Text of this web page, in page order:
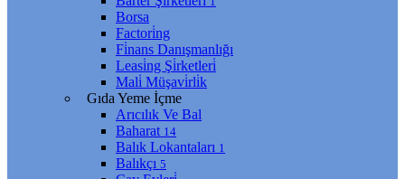
Borsa
Factori̇ng
Fi̇nans Danışmanlığı
Leasi̇ng Şi̇rketleri̇
Mali̇ Müşavi̇rli̇k
Gıda Yeme İçme
Arıcılık Ve Bal
Baharat 14
Balık Lokantaları 1
Balıkçı 5